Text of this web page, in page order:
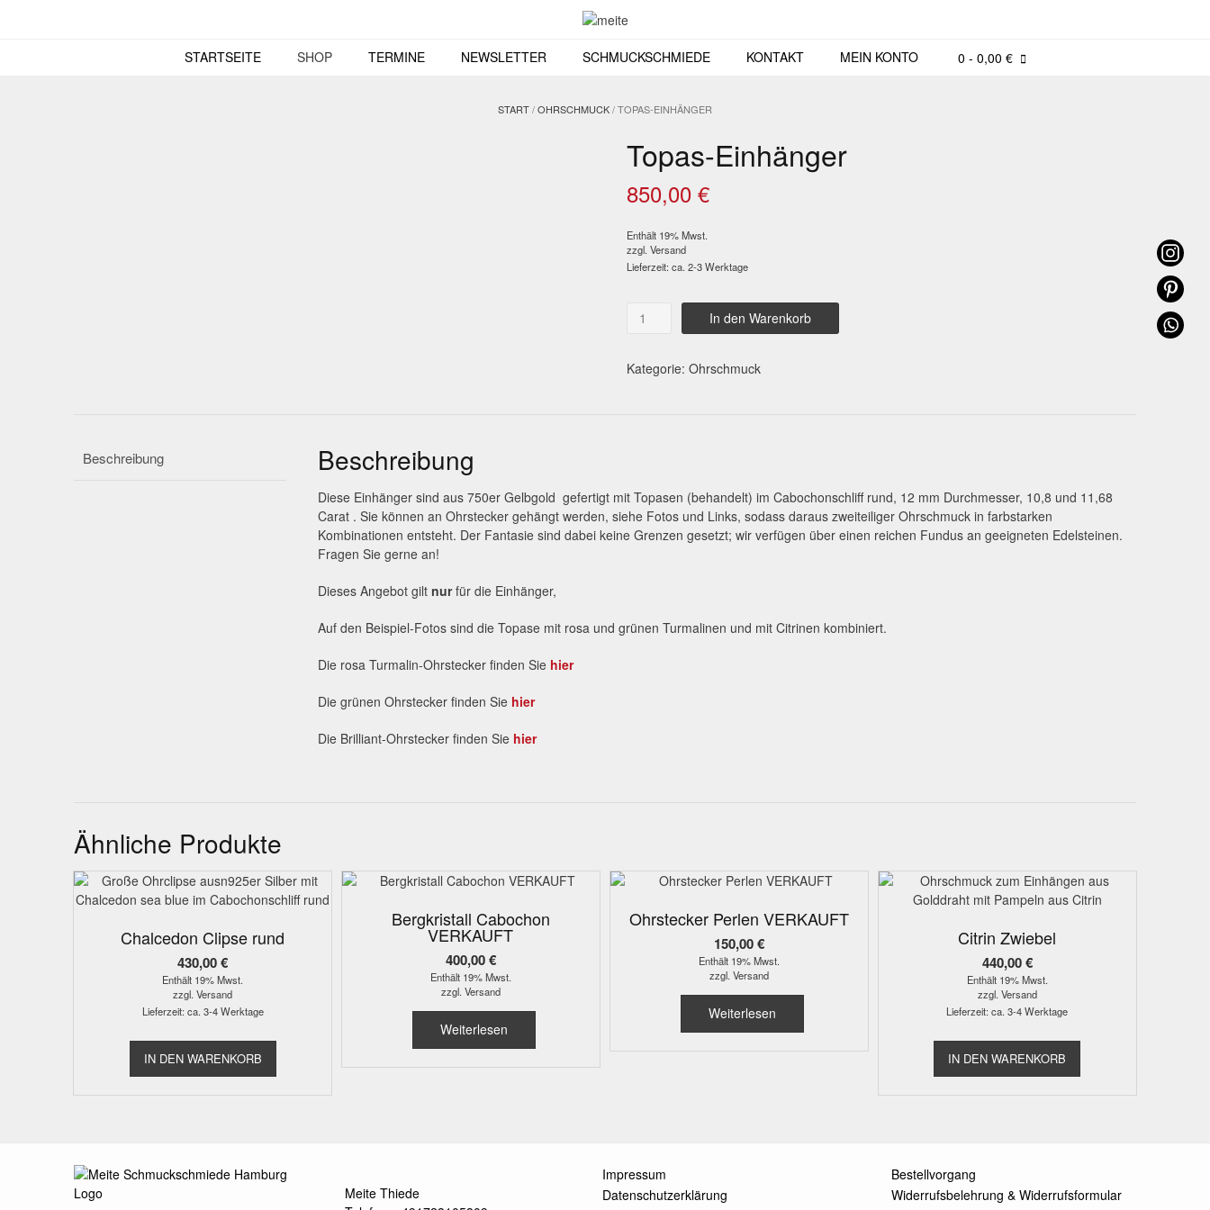
STARTSEITE SHOP TERMINE NEWSLETTER SCHMUCKSCHMIEDE KONTAKT MEIN KONTO 0 - 0,00 €
START/OHRSCHMUCK/ TOPAS-EINHÄNGER
Topas-Einhänger
850,00 €
Enthält 19% Mwst.
zzgl. Versand
Lieferzeit: ca. 2-3 Werktage
Topas-
Einhänger
In den Warenkorb
Kategorie: Ohrschmuck
Beschreibung Beschreibung
Diese Einhänger sind aus 750er Gelbgold gefertigt mit Topasen (behandelt) im Cabochonschliff rund, 12 mm Durchmesser, 10,8 und 11,68
Carat . Sie können an Ohrstecker gehängt werden, siehe Fotos und Links, sodass daraus zweiteiliger Ohrschmuck in farbstarken
Kombinationen entsteht. Der Fantasie sind dabei keine Grenzen gesetzt; wir verfügen über einen reichen Fundus an geeigneten Edelsteinen.
Fragen Sie gerne an!
Dieses Angebot gilt nurfür die Einhänger,
Auf den Beispiel-Fotos sind die Topase mit rosa und grünen Turmalinen und mit Citrinen kombiniert.
Die rosa Turmalin-Ohrstecker finden Sie hier
Die grünen Ohrstecker finden Sie hier
Die Brilliant-Ohrstecker finden Sie hier
Ähnliche Produkte
Chalcedon Clipse rund
430,00€
Enthält 19% Mwst.
zzgl.Versand
Lieferzeit: ca. 3-4 Werktage
IN DEN WARENKORB
Bergkristall Cabochon
VERKAUFT
400,00€
Enthält 19% Mwst.
zzgl. Versand
Weiterlesen
Ohrstecker Perlen VERKAUFT
150,00€
Enthält 19% Mwst.
zzgl. Versand
Weiterlesen
Citrin Zwiebel
440,00€
Enthält 19% Mwst.
zzgl. Versand
Lieferzeit: ca. 3-4 Werktage
IN DEN WARENKORB
Meite Thiede
Impressum
Datenschutzerklärung
Bestellvorgang
Widerrufsbelehrung & Widerrufsformular